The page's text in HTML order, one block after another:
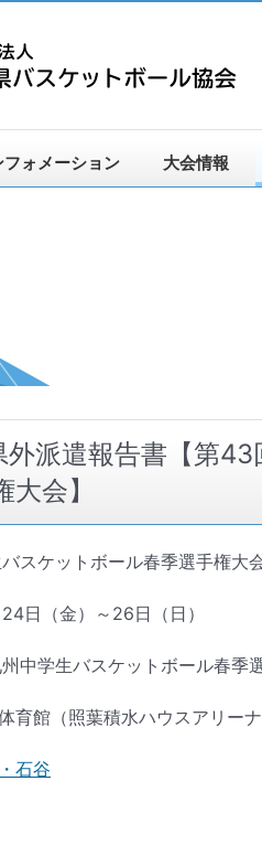
フォメーション 大会情報
派遣報告書【第
会】
スケットボール春季選⼿権
日（金）～26日（日）
中学⽣バスケットボール春季
館（照葉積水ハウスアリーナ
石谷